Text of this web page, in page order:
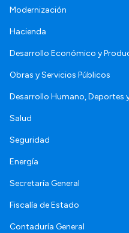
Modernización
Hacienda
Desarrollo Económico y
Obras y Servicios Públicos
Desarrollo Humano, Deportes
Salud
Seguridad
Energía
Secretaría General
Fiscalía de Estado
Contaduría General